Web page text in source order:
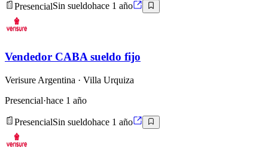
PresencialSin sueldohace 1 año
Vendedor CABA sueldo fijo
Verisure Argentina · Villa Urquiza
Presencial·hace 1 año
PresencialSin sueldohace 1 año